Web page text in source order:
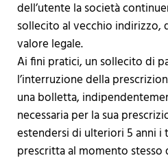
dell’utente la società
sollecito al vecchio indirizzo,
valore legale.
Ai fini pratici, un sollecito di
l’interruzione della
una bolletta,
necessaria per la sua
estendersi di ulteriori 5 anni i
prescritta al momento stesso